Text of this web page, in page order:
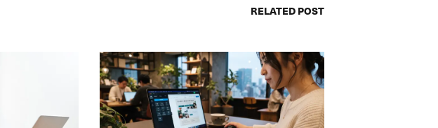
RELATED POST